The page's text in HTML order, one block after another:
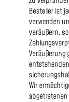
Besteller ist
verwenden
veräußern,
Veräußerung
Wir